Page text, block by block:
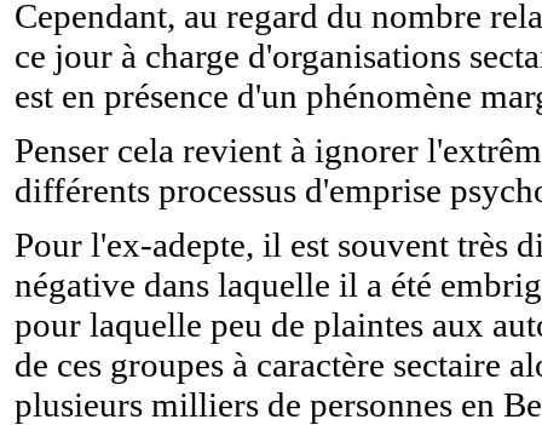
Cependant, au regard du nombre
ce jour à charge d'organisations
est en présence d'un phénomène
Penser cela revient à ignorer
différents processus d'emprise
Pour l'ex-adepte, il est souvent très
négative dans laquelle il a été
pour laquelle peu de plaintes aux
de ces groupes à caractère sectaire
plusieurs milliers de personnes en